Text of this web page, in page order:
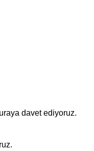
davet ediyoruz.